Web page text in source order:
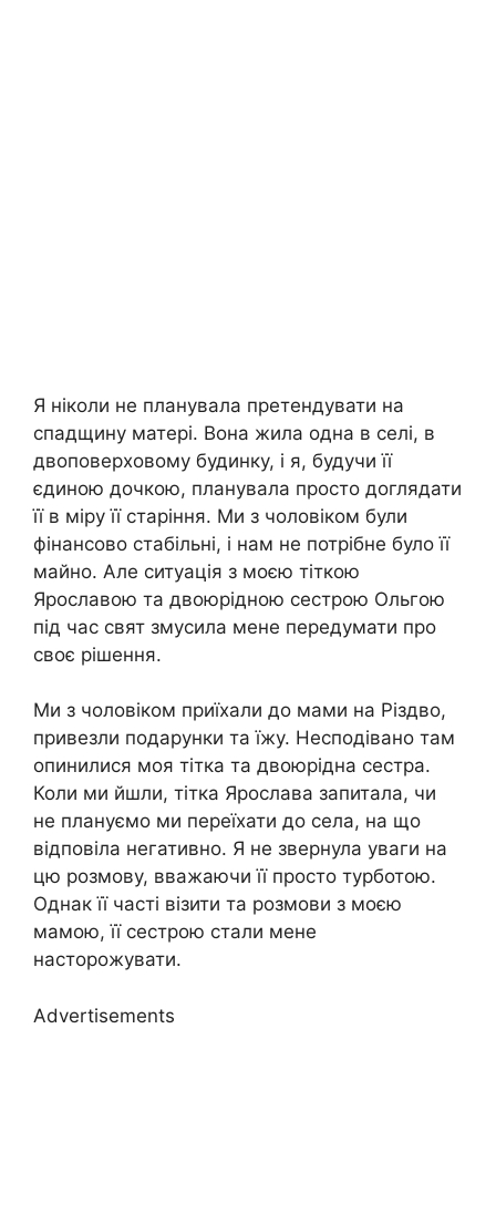
Я ніколи не планувала претендувати на
спадщину матері. Вона жила одна в селі, в
двоповерховому будинку, і я, будучи її
єдиною дочкою, планувала просто доглядати
її в міру її старіння. Ми з чоловіком були
фінансово стабільні, і нам не потрібне було її
майно. Але ситуація з моєю тіткою
Ярославою та двоюрідною сестрою Ольгою
під час свят змусила мене передумати про
своє рішення.
Ми з чоловіком приїхали до мами на Різдво,
привезли подарунки та їжу. Несподівано там
опинилися моя тітка та двоюрідна сестра.
Коли ми йшли, тітка Ярослава запитала, чи
не плануємо ми переїхати до села, на що
відповіла негативно. Я не звернула уваги на
цю розмову, вважаючи її просто турботою.
Однак її часті візити та розмови з моєю
мамою, її сестрою стали мене
насторожувати.
Advertisements